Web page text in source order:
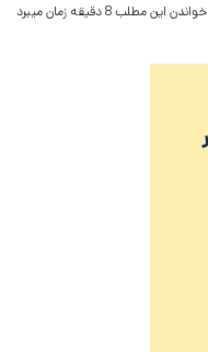
خواندن این مطلب 8 دقیقه زمان میبرد